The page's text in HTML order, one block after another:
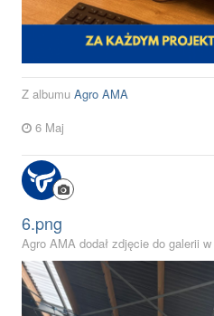
Z albumu Agro AMA
6 Maj
6.png
Agro AMA dodał zdjęcie do galerii w